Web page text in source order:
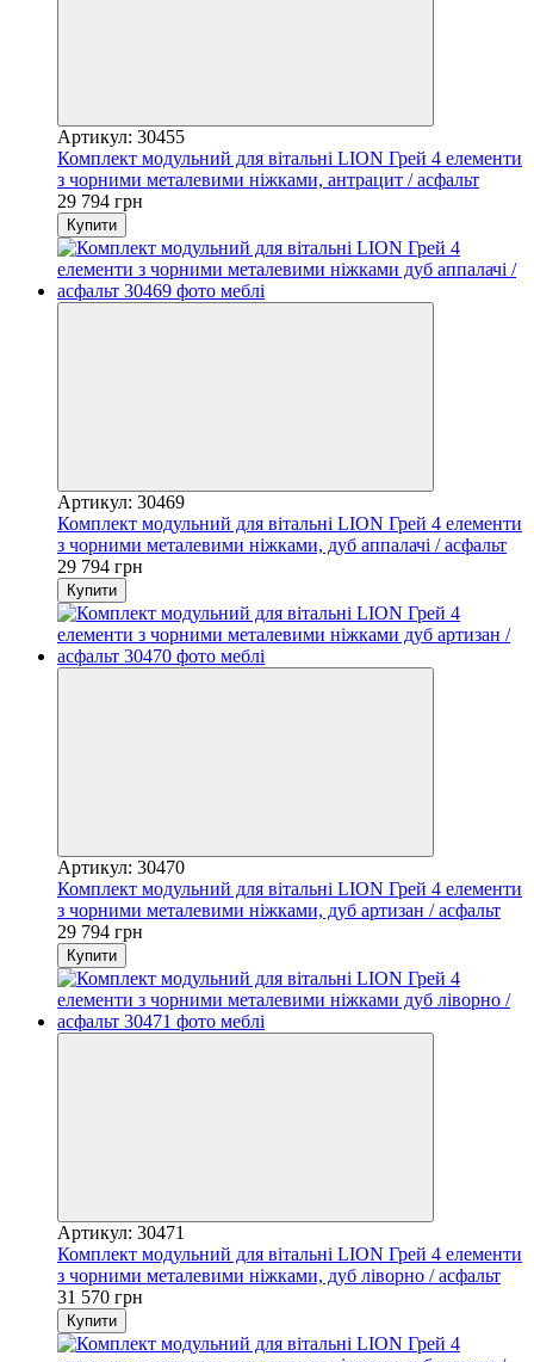
Артикул: 30455
Комплект модульний для вітальні LION Грей 4 елементи
з чорними металевими ніжками, антрацит / асфальт
29 794 грн
Купити
Артикул: 30469
Комплект модульний для вітальні LION Грей 4 елементи
з чорними металевими ніжками, дуб аппалачі / асфальт
29 794 грн
Купити
Артикул: 30470
Комплект модульний для вітальні LION Грей 4 елементи
з чорними металевими ніжками, дуб артизан / асфальт
29 794 грн
Купити
Артикул: 30471
Комплект модульний для вітальні LION Грей 4 елементи
з чорними металевими ніжками, дуб ліворно / асфальт
31 570 грн
Купити